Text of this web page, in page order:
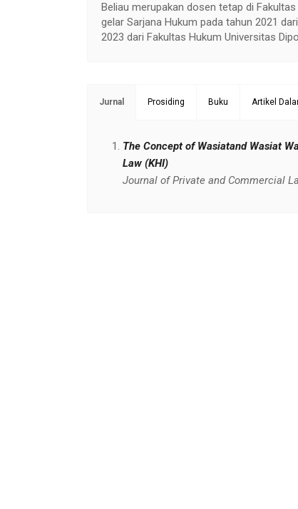
Beliau merupakan dosen tetap di
gelar Sarjana Hukum pada tahun 2021
2023 dari Fakultas Hukum Universitas
Jurnal Prosiding Buku Artikel
The Concept of Wasiatand Wasiat
Law (KHI)
Journal of Private and Commercial